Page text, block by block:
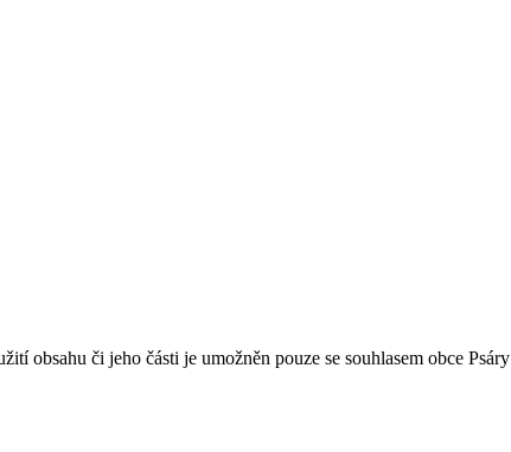
obsahu či jeho části je umožněn pouze se souhlasem obce Psáry